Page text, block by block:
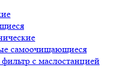
самоочищающиеся
с маслостанцией